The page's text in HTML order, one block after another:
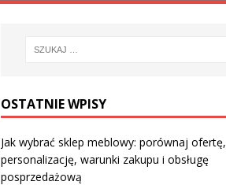
OSTATNIE WPISY
Jak wybrać sklep meblowy: porównaj ofertę,
personalizację, warunki zakupu i obsługę
posprzedażową